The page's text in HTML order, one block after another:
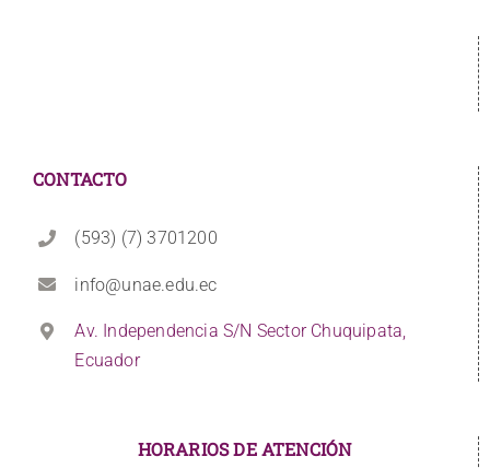
CONTACTO
(593) (7) 3701200
info@unae.edu.ec
Av. Independencia S/N Sector Chuquipata,
Ecuador
HORARIOS DE ATENCIÓN